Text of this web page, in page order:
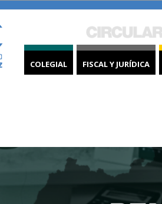
COLEGIAL FISCAL Y JURÍDICA